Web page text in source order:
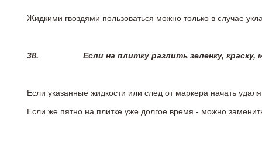
Жидкими гвоздями пользоваться можно только в случае
38. Если на плитку разлить зеленку,
Если указанные жидкости или след от маркера начать
Если же пятно на плитке уже долгое время - можно